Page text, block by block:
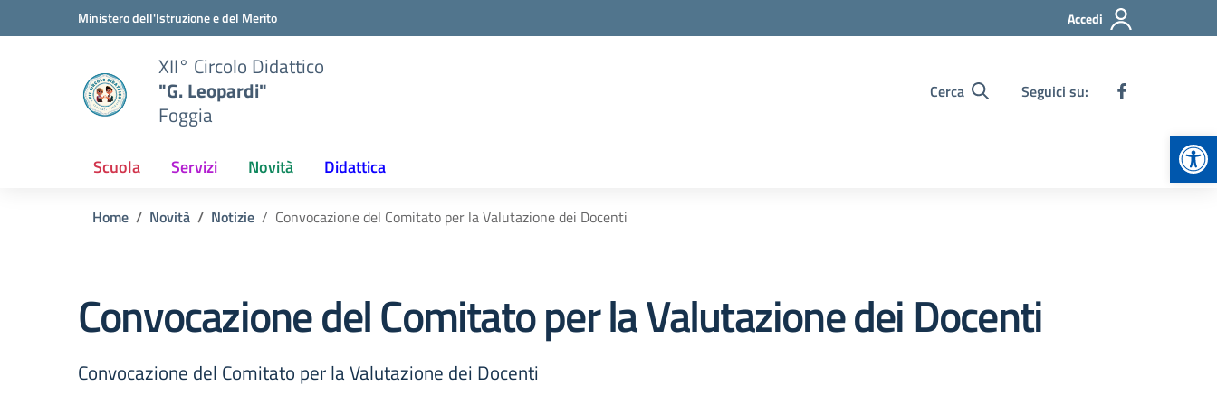
Vai ai contenuti
Vai al menu di navigazioneMinistero dell'Istruzione e del Merito Accedi
XII° Circolo Didattico
"G. Leopardi"
Foggia
Cerca Seguici su:
Scuola Servizi Novità Didattica
Home Novità Notizie Convocazione del Comitato per la Valutazione dei Docenti
Convocazione del Comitato per la Valutazione dei Docenti
Convocazione del Comitato per la Valutazione dei Docenti